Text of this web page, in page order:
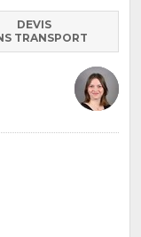
DEVIS
TRANSPORT